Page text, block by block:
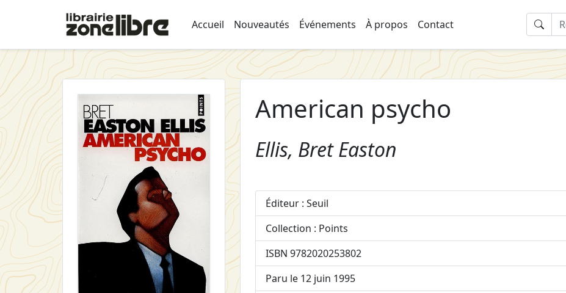
Accueil Nouveautés Événements À propos Contact
American psycho
Ellis, Bret Easton
Éditeur : Seuil
Collection : Points
ISBN 9782020253802
Paru le 12 juin 1995